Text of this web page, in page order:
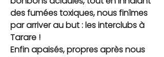
des fumées toxiques, nous finîmes
par arriver au but : les interclubs à
Tarare !
Enfin apaisés, propres après nous